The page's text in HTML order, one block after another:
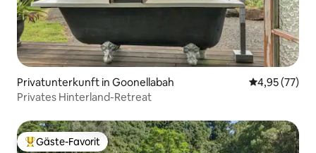
Privatunterkunft in Goonellabah
4,95 (77)
Privates Hinterland-Retreat
Beliebter Gäste-Favorit.
Gäste-Favorit